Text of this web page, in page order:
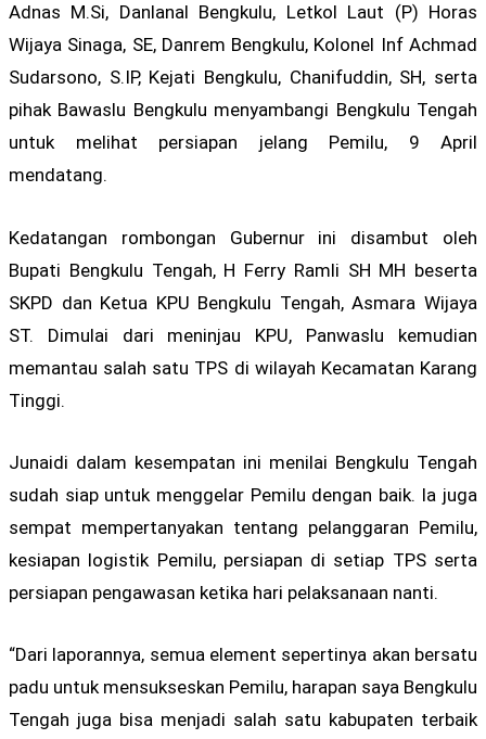
Adnas M.Si, Danlanal Bengkulu, Letkol Laut (P) Horas
Wijaya Sinaga, SE, Danrem Bengkulu, Kolonel Inf Achmad
Sudarsono, S.IP, Kejati Bengkulu, Chanifuddin, SH, serta
pihak Bawaslu Bengkulu menyambangi Bengkulu Tengah
untuk melihat persiapan jelang Pemilu, 9 April
mendatang.
Kedatangan rombongan Gubernur ini disambut oleh
Bupati Bengkulu Tengah, H Ferry Ramli SH MH beserta
SKPD dan Ketua KPU Bengkulu Tengah, Asmara Wijaya
ST. Dimulai dari meninjau KPU, Panwaslu kemudian
memantau salah satu TPS di wilayah Kecamatan Karang
Tinggi.
Junaidi dalam kesempatan ini menilai Bengkulu Tengah
sudah siap untuk menggelar Pemilu dengan baik. Ia juga
sempat mempertanyakan tentang pelanggaran Pemilu,
kesiapan logistik Pemilu, persiapan di setiap TPS serta
persiapan pengawasan ketika hari pelaksanaan nanti.
“Dari laporannya, semua element sepertinya akan bersatu
padu untuk mensukseskan Pemilu, harapan saya Bengkulu
Tengah juga bisa menjadi salah satu kabupaten terbaik